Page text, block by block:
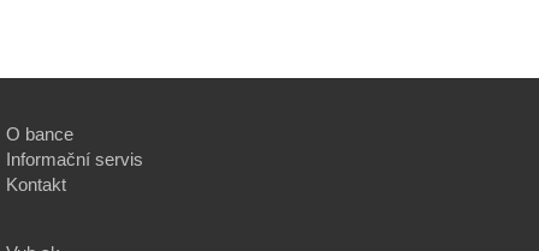
O bance
Informační servis
Kontakt